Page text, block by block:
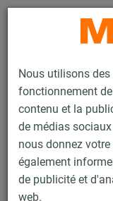
Nous utilisons
fonctionnement
contenu et la
de médias
nous donnez
également
de publicité et
web.
Produits Technique de
Patin et accessoires